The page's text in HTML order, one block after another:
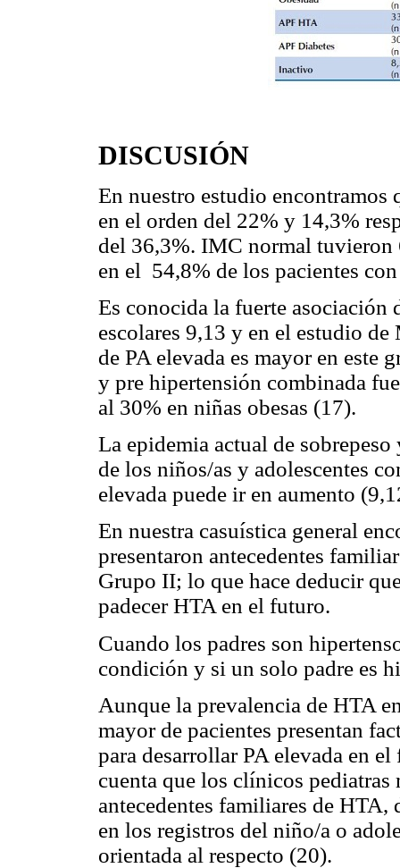
DISCUSIÓN
En nuestro estudio encontramos
en el orden del 22% y 14,3%
del 36,3%. IMC normal tuvieron
en el 54,8% de los pacientes
Es conocida la fuerte asociación
escolares 9,13 y en el estudio
de PA elevada es mayor en este
y pre hipertensión combinada
al 30% en niñas obesas (17).
La epidemia actual de
de los niños/as y adolescentes
elevada puede ir en aumento
En nuestra casuística general
presentaron antecedentes
Grupo II; lo que hace deducir
padecer HTA en el futuro.
Cuando los padres son
condición y si un solo padre es
Aunque la prevalencia de HTA
mayor de pacientes presentan
para desarrollar PA elevada en
cuenta que los clínicos pediatras
antecedentes familiares de
en los registros del niño/a o
orientada al respecto (20).